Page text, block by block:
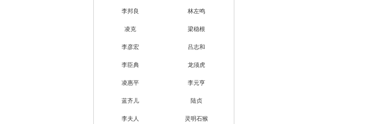
李邦良 林左鸣
凌克 梁稳根
李彦宏 吕志和
李臣典 龙须虎
凌惠平 李元亨
蓝齐儿 陆贞
李夫人 灵明石猴